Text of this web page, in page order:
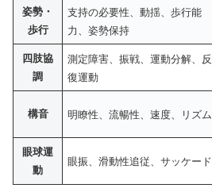
姿勢・
歩行
支持の必要性、動揺、歩行能
力、姿勢保持
四肢協
調
測定障害、振戦、運動分解、反
復運動
構音 明瞭性、流暢性、速度、リズム
眼球運
動
眼振、滑動性追従、サッケード